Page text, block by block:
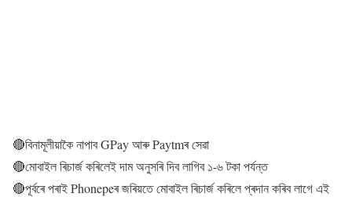
🔴বিনামূলীয়াকৈ নাপাব GPay আৰু Paytmৰ সেৱা
🔴মোবাইল ৰিচাৰ্জ কৰিলেই দাম অনুসৰি দিব লাগিব ১-৬ টকা পৰ্যন্ত
🔴পূৰ্বৰে পৰাই Phonepeৰ জৰিয়তে মোবাইল ৰিচাৰ্জ কৰিলে প্ৰদান কৰিব লাগে এই